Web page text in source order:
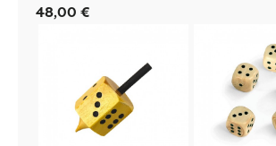
48,00 €